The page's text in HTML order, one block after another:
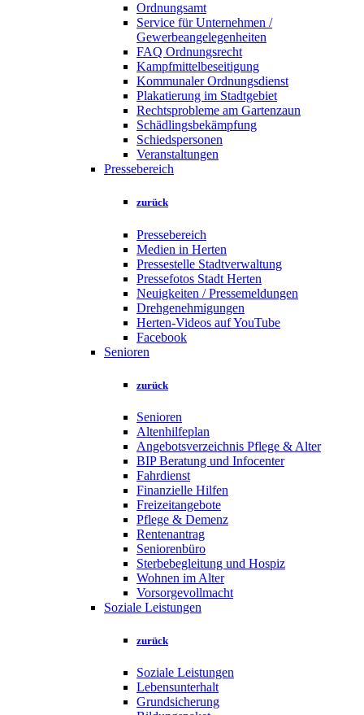
Ordnungsamt
Service für Unternehmen /
Gewerbeangelegenheiten
FAQ Ordnungsrecht
Kampfmittelbeseitigung
Kommunaler Ordnungsdienst
Plakatierung im Stadtgebiet
Rechtsprobleme am Gartenzaun
Schädlingsbekämpfung
Schiedspersonen
Veranstaltungen
Pressebereich
zurück
Pressebereich
Medien in Herten
Pressestelle Stadtverwaltung
Pressefotos Stadt Herten
Neuigkeiten / Pressemeldungen
Drehgenehmigungen
Herten-Videos auf YouTube
Facebook
Senioren
zurück
Senioren
Altenhilfeplan
Angebotsverzeichnis Pflege & Alter
BIP Beratung und Infocenter
Fahrdienst
Finanzielle Hilfen
Freizeitangebote
Pflege & Demenz
Rentenantrag
Seniorenbüro
Sterbebegleitung und Hospiz
Wohnen im Alter
Vorsorgevollmacht
Soziale Leistungen
zurück
Soziale Leistungen
Lebensunterhalt
Grundsicherung